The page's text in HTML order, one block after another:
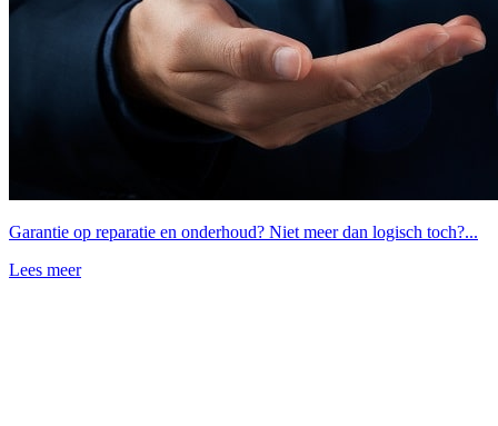
Garantie op reparatie en onderhoud? Niet meer dan logisch toch?...
Lees meer